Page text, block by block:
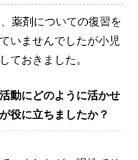
薬剤についての復習を
いませんでしたが小児
ておきました。
動にどのように活かせ
役に立ちましたか？